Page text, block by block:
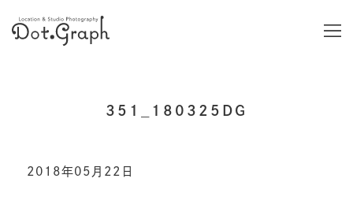
351_180325DG
2018年05月22日